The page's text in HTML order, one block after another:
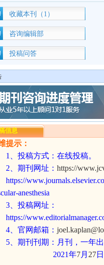
收藏本刊（1）
咨询编辑部
投稿问答
信息
提示：
1
、投稿方式：在线投稿。
2 、期刊网址： https://
https://
anesthesia
3 、投稿网址：
https://
4 、官网邮箱：
5 、期刊刊期：月刊，一年
2021年7月 27